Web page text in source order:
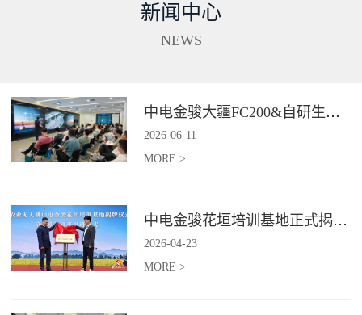
配出色的全地形通过能力,一举破
长、补能不便、作业范围受限、
站等场景提供高效巡检等服务。*
具体价格面议
集、处理、分析及成果传输一体
5G+卫星双链路通讯功能，在全
与智能判。*具体价格面议
新闻中心
NEWS
中电金骏大疆FC200&自研生态新品体验会圆满举办
2026-06-11
MORE >
中电金骏花垣培训基地正式揭牌 首期农业无人机培训班同步启动
2026-04-23
MORE >